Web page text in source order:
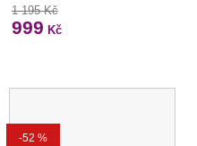
1 195 Kč
999 Kč
-52 %